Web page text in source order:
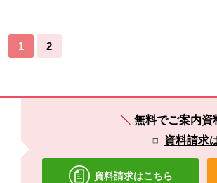
1 2
無料でご案内資
資料請求
資料請求はこちら